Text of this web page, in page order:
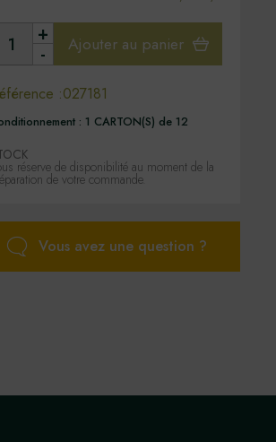
-
+ Ajouter au panier
:027181
: 1 CARTON(S) de 12
réserve de disponibilité au moment de la
de votre commande.
Vous avez une question ?